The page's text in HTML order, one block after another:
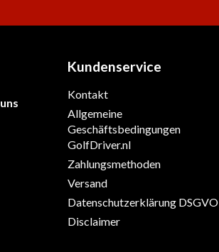
Kundenservice
Kontakt
Allgemeine
Geschäftsbedingungen
GolfDriver.nl
Zahlungsmethoden
Versand
Datenschutzerklärung DSGVO
Disclaimer